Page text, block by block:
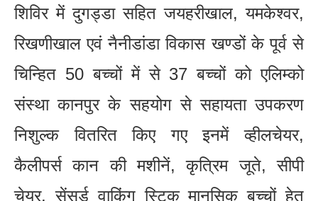
शिविर में दुगड्डा सहित जयहरीखाल, यमकेश्वर,
रिखणीखाल एवं नैनीडांडा विकास खण्डों के पूर्व से
चिन्हित 50 बच्चों में से 37 बच्चों को एलिम्को
संस्था कानपुर के सहयोग से सहायता उपकरण
निशुल्क वितरित किए गए इनमें व्हीलचेयर,
कैलीपर्स कान की मशीनें, कृत्रिम जूते, सीपी
चेयर, सेंसर्ड वाकिंग स्टिक मानसिक बच्चों हेतु